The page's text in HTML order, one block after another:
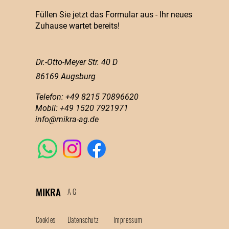
Füllen Sie jetzt das Formular aus - Ihr neues
Zuhause wartet bereits!
Dr.-Otto-Meyer Str. 40 D
86169 Augsburg
Telefon: +49 8215 70896620
Mobil: +49 1520 7921971
info@mikra-ag.de
MIKRA AG
Cookies Datenschutz Impressum